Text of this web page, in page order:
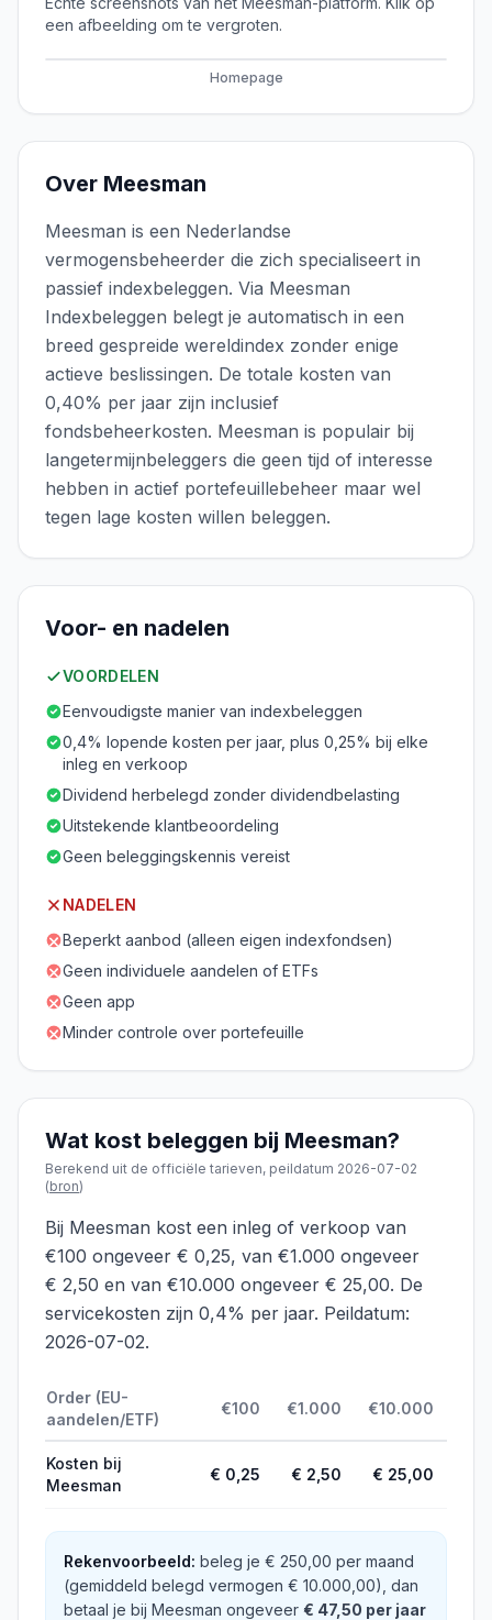
een afbeelding om te vergroten.
Homepage
Over Meesman
Meesman is een Nederlandse
vermogensbeheerder die zich specialiseert in
passief indexbeleggen. Via Meesman
Indexbeleggen belegt je automatisch in een
breed gespreide wereldindex zonder enige
actieve beslissingen. De totale kosten van
0,40% per jaar zijn inclusief
fondsbeheerkosten. Meesman is populair bij
langetermijnbeleggers die geen tijd of interesse
hebben in actief portefeuillebeheer maar wel
tegen lage kosten willen beleggen.
Voor- en nadelen
VOORDELEN
Eenvoudigste manier van indexbeleggen
0,4% lopende kosten per jaar, plus 0,25% bij elke
inleg en verkoop
Dividend herbelegd zonder dividendbelasting
Uitstekende klantbeoordeling
Geen beleggingskennis vereist
NADELEN
Beperkt aanbod (alleen eigen indexfondsen)
Geen individuele aandelen of ETFs
Geen app
Minder controle over portefeuille
Wat kost beleggen bij Meesman?
Berekend uit de officiële tarieven, peildatum 2026-07-02
(bron)
Bij Meesman kost een inleg of verkoop van
€100 ongeveer € 0,25, van €1.000 ongeveer
€ 2,50 en van €10.000 ongeveer € 25,00. De
servicekosten zijn 0,4% per jaar. Peildatum:
2026-07-02.
Order (EU-
aandelen/ETF)
€100 €1.000 €10.000
Kosten bij
Meesman
€ 0,25 € 2,50 € 25,00
Rekenvoorbeeld: beleg je € 250,00 per maand
(gemiddeld belegd vermogen € 10.000,00), dan
betaal je bij Meesman ongeveer € 47,50 per jaar